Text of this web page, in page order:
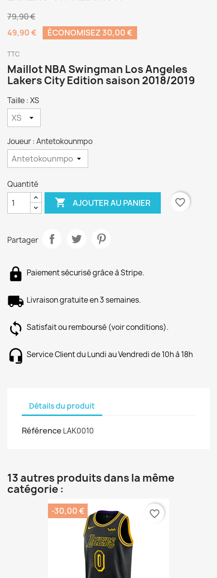
79,90 €
49,90 €
ÉCONOMISEZ 30,00 €
TTC
Maillot NBA Swingman Los Angeles
Lakers City Edition saison 2018/2019
Taille : XS
Joueur : Antetokounmpo
Quantité
 AJOUTER AU PANIER favorite_border
Partager
Paiement sécurisé grâce à Stripe.
Livraison gratuite en 3 semaines.
Satisfait ou remboursé (voir conditions).
Service Client du Lundi au Vendredi de 10h à 18h
Détails du produit
Référence LAK0010
13 autres produits dans la même
catégorie :
-30,00 € favorite_border